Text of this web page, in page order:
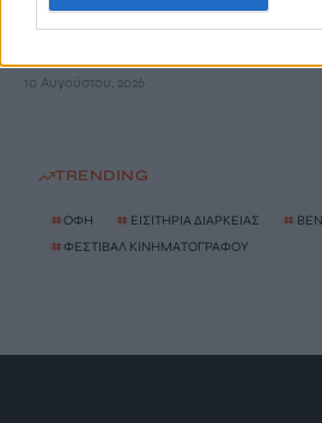
Ο Λούκα Γκουαντανίνο θα τιμηθεί
10 Αυγούστου, 2026
TRENDING
#ΟΦΗ # ΕΙΣΙΤΗΡΙΑ ΔΙΑΡΚΕΙΑΣ #
#ΦΕΣΤΙΒΑΛ ΚΙΝΗΜΑΤΟΓΡΑΦΟΥ